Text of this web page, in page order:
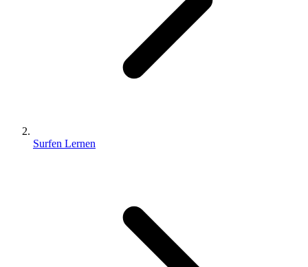
Surfen Lernen